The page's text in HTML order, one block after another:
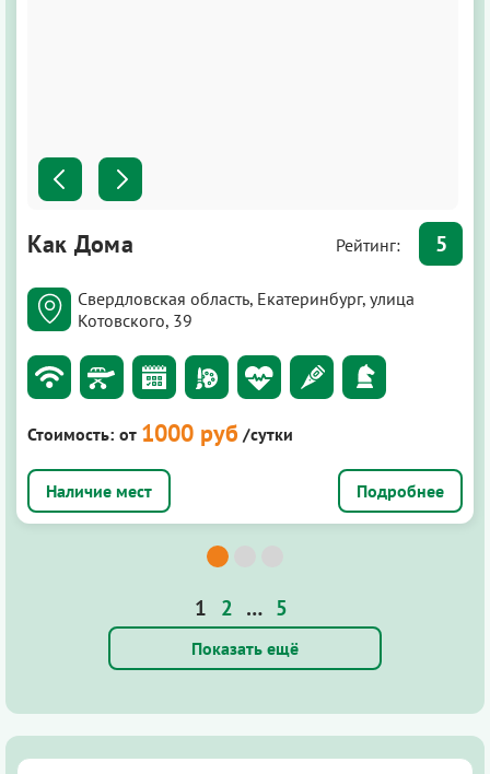
Как Дома Рейтинг: 5
Свердловская область, Екатеринбург, улица
Котовского, 39
Стоимость: от 1000 руб /сутки
Подробнее
1 2 … 5
Показать ещё